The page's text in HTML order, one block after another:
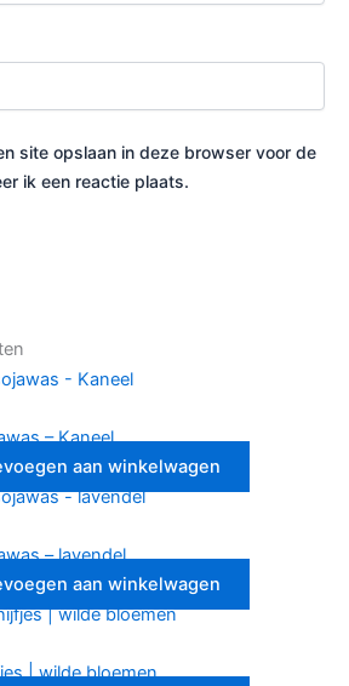
site opslaan in deze browser voor de
ik een reactie plaats.
– Kaneel
aan winkelwagen
– lavendel
aan winkelwagen
| wilde bloemen